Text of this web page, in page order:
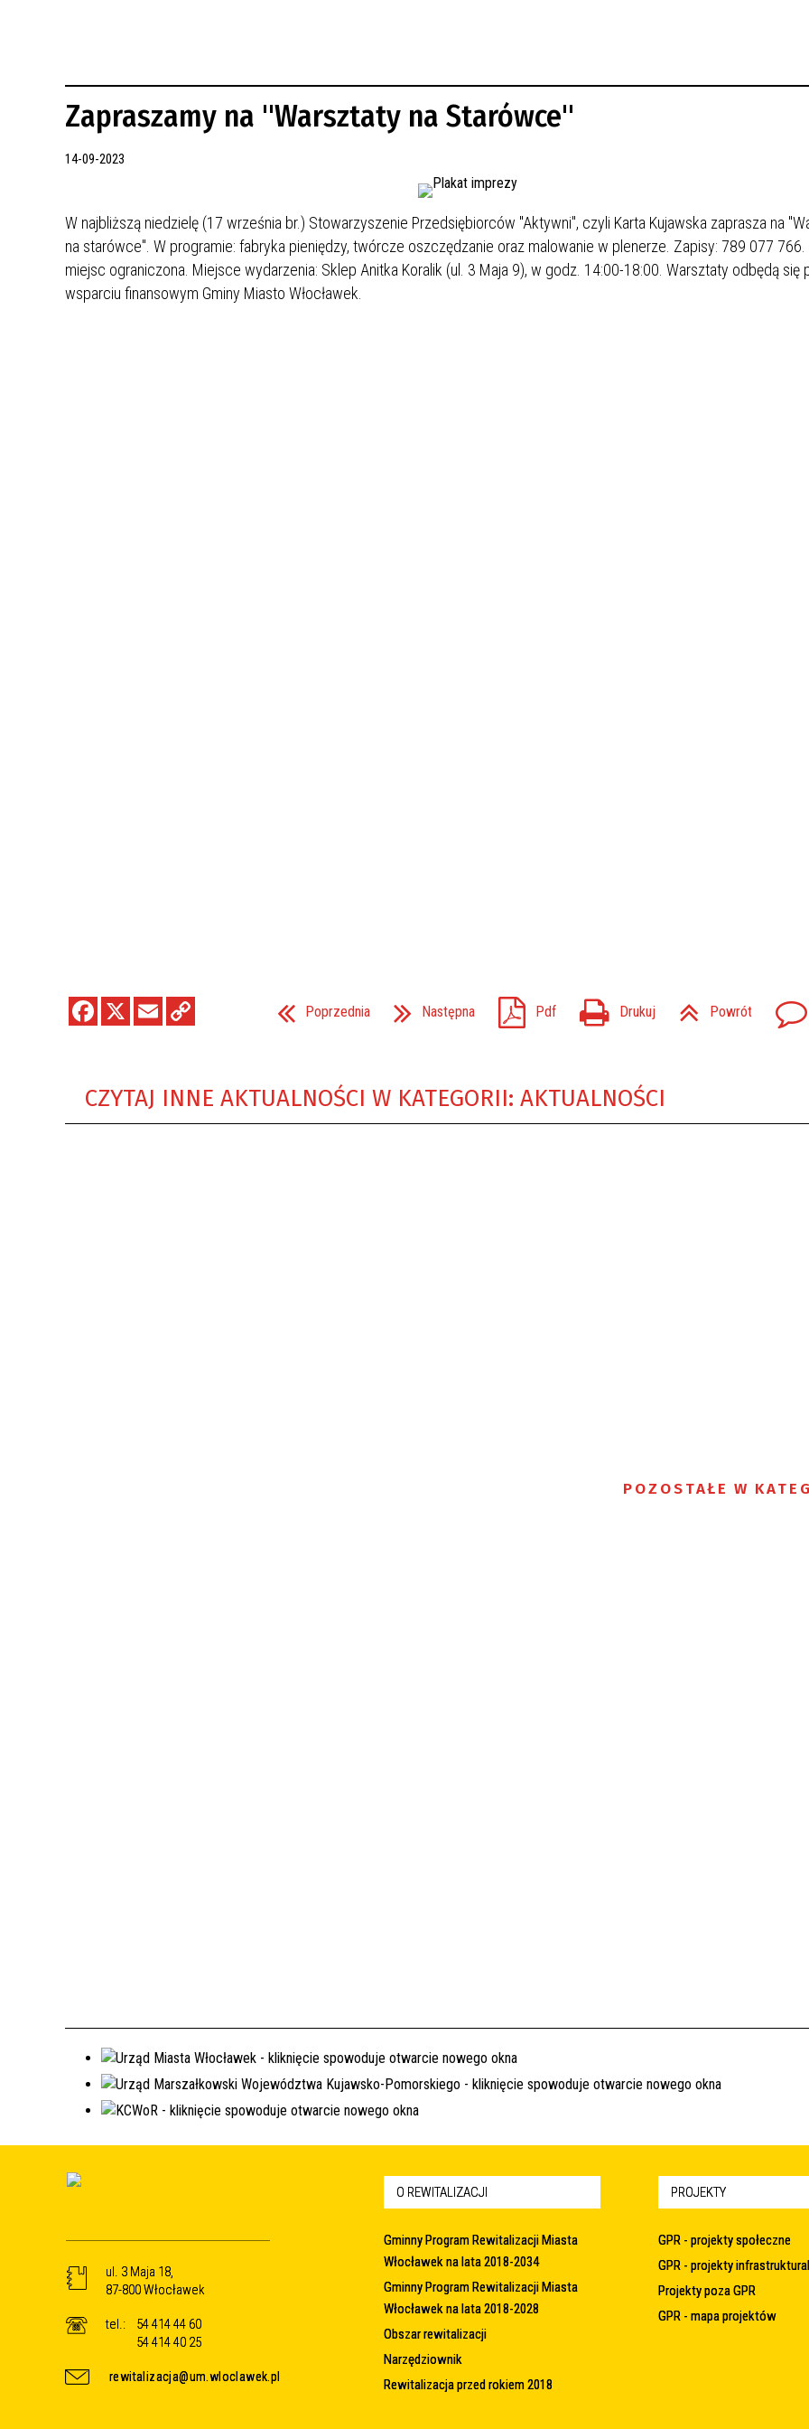
Zapraszamy na "Warsztaty na Starówce"
14-09-2023
W najbliższą niedzielę (17 września br.) Stowarzyszenie Przedsiębiorców "Aktywni", czyli Karta Kujawska zaprasza na
na starówce". W programie: fabryka pieniędzy, twórcze oszczędzanie oraz malowanie w plenerze. Zapisy: 789 077
miejsc ograniczona. Miejsce wydarzenia: Sklep Anitka Koralik (ul. 3 Maja 9), w godz. 14:00-18:00. Warsztaty odbędą się
wsparciu finansowym Gminy Miasto Włocławek.
Poprzednia Następna Pdf Drukuj Powrót
CZYTAJ INNE AKTUALNOŚCI W KATEGORII: AKTUALNOŚCI
POZOSTAŁE W
ul. 3 Maja 18,
87-800 Włocławek
tel.:
54 414 44 60
54 414 40 25
rewitalizacja@um.wloclawek.pl
O REWITALIZACJI
Gminny Program Rewitalizacji Miasta
Włocławek na lata 2018-2034
Gminny Program Rewitalizacji Miasta
Włocławek na lata 2018-2028
Obszar rewitalizacji
Narzędziownik
Rewitalizacja przed rokiem 2018
PROJEKTY
GPR - projekty społeczne
GPR - projekty
Projekty poza GPR
GPR - mapa projektów